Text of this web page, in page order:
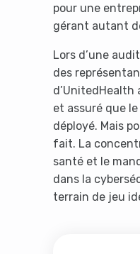
pour une
gérant autant
Lors d’une
des
et assuré que
déployé. Mais
fait. La
santé et le
dans la
terrain de jeu